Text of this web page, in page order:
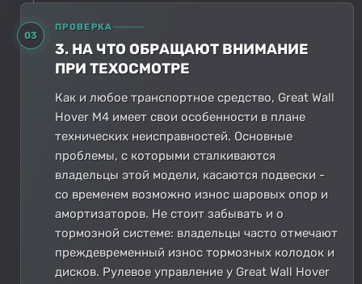
03
ПРОВЕРКА
3. НА ЧТО ОБРАЩАЮТ ВНИМАНИЕ
ПРИ ТЕХОСМОТРЕ
Как и любое транспортное средство, Great Wall
Hover M4 имеет свои особенности в плане
технических неисправностей. Основные
проблемы, с которыми сталкиваются
владельцы этой модели, касаются подвески -
со временем возможно износ шаровых опор и
амортизаторов. Не стоит забывать и о
тормозной системе: владельцы часто отмечают
преждевременный износ тормозных колодок и
дисков. Рулевое управление у Great Wall Hover